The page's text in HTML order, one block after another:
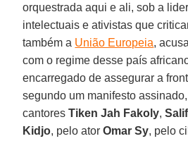
orquestrada aqui e ali, sob a
intelectuais e ativistas que
também a União Europeia,
com o regime desse país
encarregado de assegurar a
segundo um manifesto
cantoresTiken Jah Fakoly,
Kidjo, pelo atorOmar Sy, pelo